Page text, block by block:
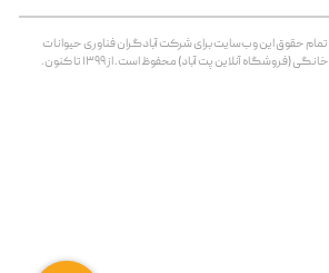
تمام حقوق اين وب‌سايت برای شرکت آبادگران فناوری حیوانات
خانگی (فروشگاه آنلاین پت آباد) محفوظ است. از ۱۳۹۹ تا کنون.